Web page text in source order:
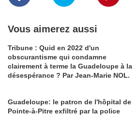
Vous aimerez aussi
Tribune : Quid en 2022 d'un
obscurantisme qui condamne
clairement à terme la Guadeloupe à la
désespérance ? Par Jean-Marie NOL.
Guadeloupe: le patron de l'hôpital de
Pointe-à-Pitre exfiltré par la police